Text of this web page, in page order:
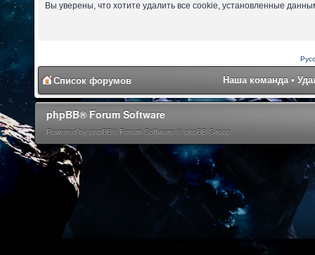
Вы уверены, что хотите удалить все cookie, установленные
Список форумов Наша команда•
phpBB® Forum Software
Powered by phpBB® Forum Software © phpBB Group